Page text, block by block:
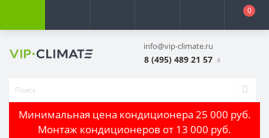
0
info@vip-climate.ru
8 (495) 489 21 57
Минимальная цена кондиционера 25 000 руб.
Монтаж кондиционеров от 13 000 руб.